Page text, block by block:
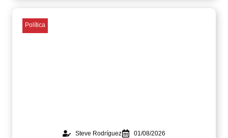
Política
Steve Rodríguez 01/08/2026